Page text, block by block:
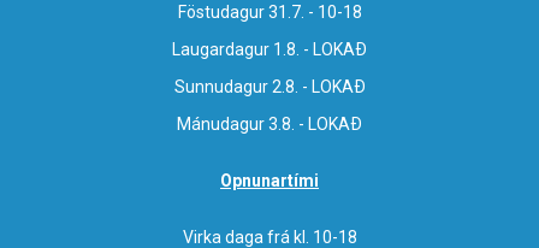
Föstudagur 31.7. - 10-18
Laugardagur 1.8. - LOKAÐ
Sunnudagur 2.8. - LOKAÐ
Mánudagur 3.8. - LOKAÐ
Opnunartími
Virka daga frá kl. 10-18